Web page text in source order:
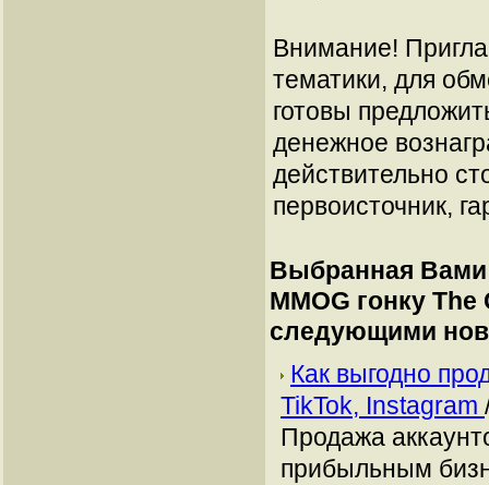
Внимание!
тематики, для
готовы
денежное
действительно
первоисточник,
Выбранная Вами
MMOG гонку The
следующими
Как выгодно
TikTok, Instagram
Продажа
прибыльным